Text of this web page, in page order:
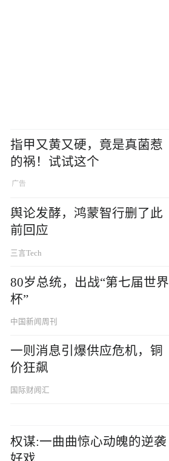
指甲又黄又硬，竟是真菌惹
的祸！试试这个
舆论发酵，鸿蒙智行删了此
前回应
三言Tech
80岁总统，出战“第七届世界
杯”
中国新闻周刊
一则消息引爆供应危机，铜
价狂飙
国际财闻汇
权谋:一曲曲惊心动魄的逆袭